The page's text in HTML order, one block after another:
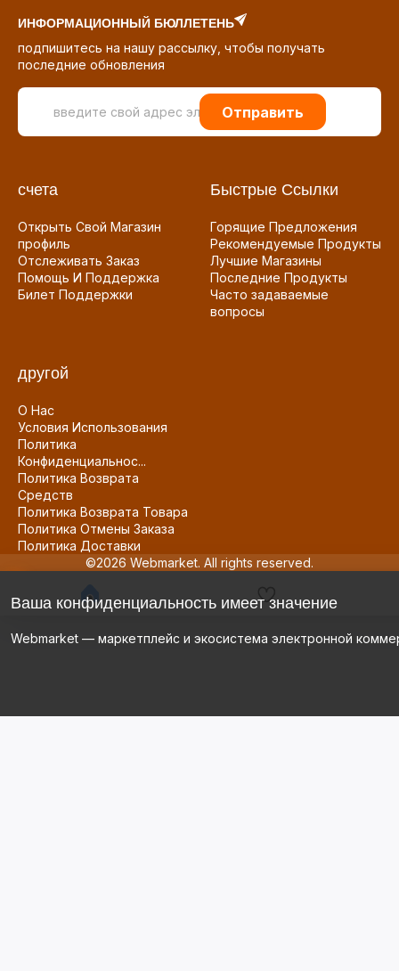
ИНФОРМАЦИОННЫЙ БЮЛЛЕТЕНЬ
подпишитесь на нашу рассылку, чтобы получать
последние обновления
Отправить
счета
Открыть Свой Магазин
профиль
Отслеживать Заказ
Помощь И Поддержка
Билет Поддержки
Быстрые Ссылки
Горящие Предложения
Рекомендуемые Продукты
Лучшие Магазины
Последние Продукты
Часто задаваемые
вопросы
другой
О Нас
Условия Использования
Политика
Конфиденциальнос...
Политика Возврата
Средств
Политика Возврата Товара
Политика Отмены Заказа
Политика Доставки
©2026 Webmarket. All rights reserved.
Ваша конфиденциальность имеет значение
Webmarket — маркетплейс и экосистема электронной